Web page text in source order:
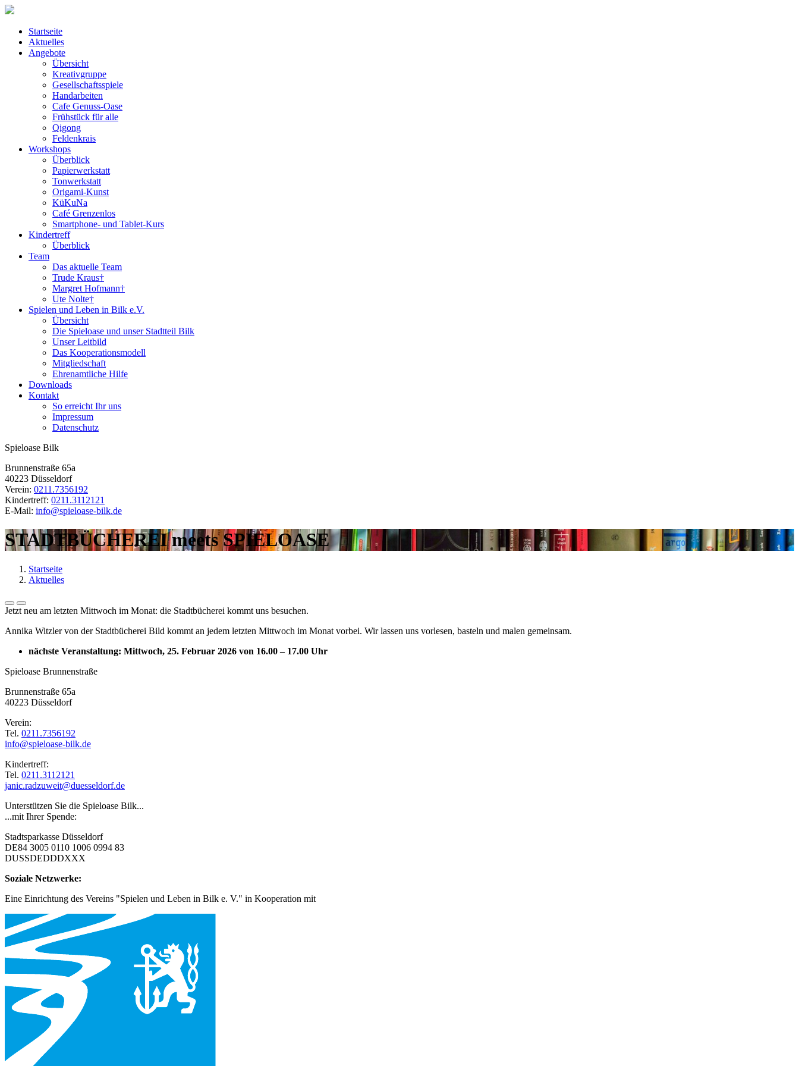
Startseite
Aktuelles
Angebote
Übersicht
Kreativgruppe
Gesellschaftsspiele
Handarbeiten
Cafe Genuss-Oase
Frühstück für alle
Qigong
Feldenkrais
Workshops
Überblick
Papierwerkstatt
Tonwerkstatt
Origami-Kunst
KüKuNa
Café Grenzenlos
Smartphone- und Tablet-Kurs
Kindertreff
Überblick
Team
Das aktuelle Team
Trude Kraus†
Margret Hofmann†
Ute Nolte†
Spielen und Leben in Bilk e.V.
Übersicht
Die Spieloase und unser Stadtteil Bilk
Unser Leitbild
Das Kooperationsmodell
Mitgliedschaft
Ehrenamtliche Hilfe
Downloads
Kontakt
So erreicht Ihr uns
Impressum
Datenschutz
Spieloase Bilk
Brunnenstraße 65a
40223 Düsseldorf
Verein: 0211.7356192
Kindertreff: 0211.3112121
E-Mail: info@spieloase-bilk.de
STADTBÜCHEREI meets SPIELOASE
Startseite
Aktuelles
Jetzt neu am letzten Mittwoch im Monat: die Stadtbücherei kommt uns besuchen.
Annika Witzler von der Stadtbücherei Bild kommt an jedem letzten Mittwoch im Monat vorbei. Wir lassen uns vorlesen, basteln und malen gemeinsam.
nächste Veranstaltung: Mittwoch, 25. Februar 2026 von 16.00 – 17.00 Uhr
Spieloase Brunnenstraße
Brunnenstraße 65a
40223 Düsseldorf
Verein:
Tel. 0211.7356192
info@spieloase-bilk.de
Kindertreff:
Tel. 0211.3112121
janic.radzuweit@duesseldorf.de
Unterstützen Sie die Spieloase Bilk...
...mit Ihrer Spende:
Stadtsparkasse Düsseldorf
DE84 3005 0110 1006 0994 83
DUSSDEDDDXXX
Soziale Netzwerke:
Eine Einrichtung des Vereins "Spielen und Leben in Bilk e. V." in Kooperation mit